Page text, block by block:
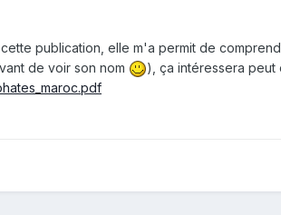
publication, elle m'a permit de
de voir son nom
), ça intéressera peut